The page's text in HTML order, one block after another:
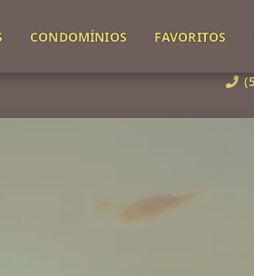
CONDOMÍNIOS FAVORITOS